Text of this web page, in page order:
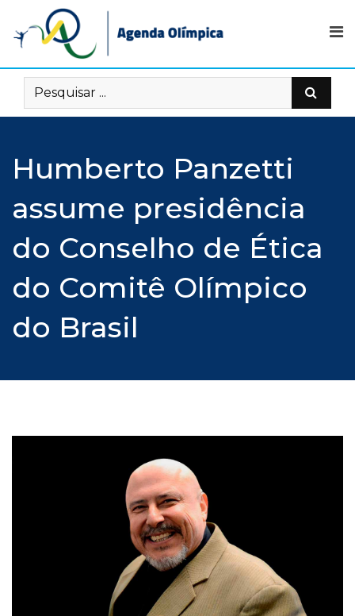
content
Humberto Panzetti
assume presidência
do Conselho de Ética
do Comitê Olímpico
do Brasil